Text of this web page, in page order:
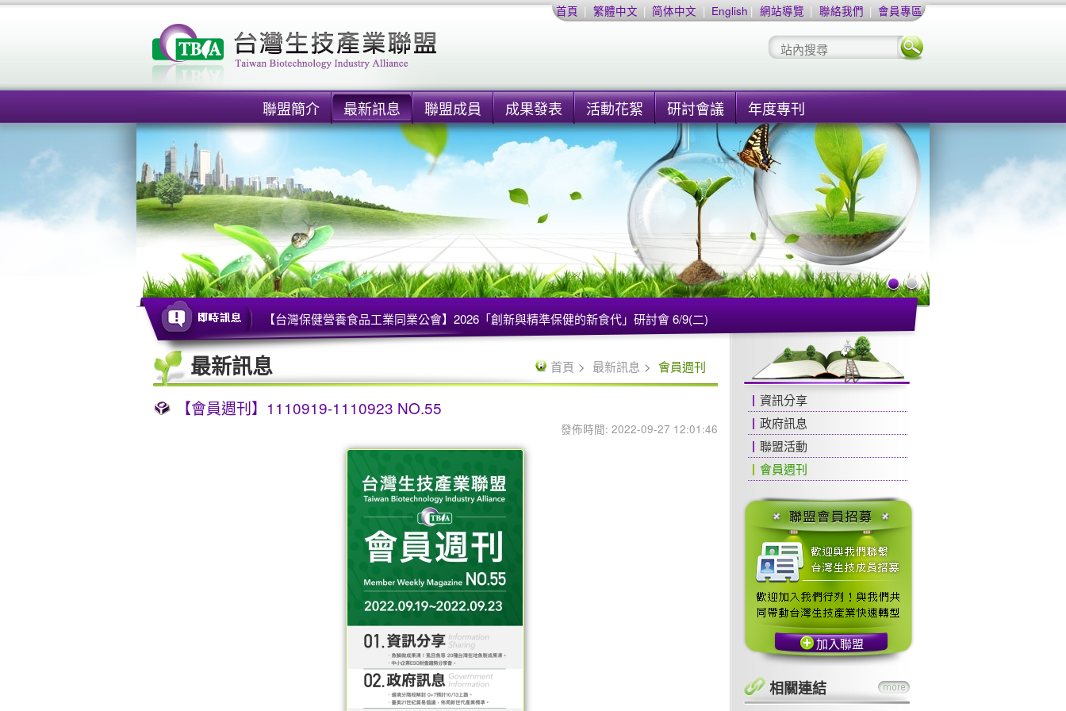
首頁 | 繁體中文 | 简体中文 | English | 網站導覽 | 聯絡我們 | 會員專區
聯盟簡介 最新訊息 聯盟成員 成果發表 活動花絮 研討會議 年度專刊
【台灣保健營養食品工業同業公會】2026「創新與精準保健的新食代」研討會 6/9(二)
首頁 最新訊息 會員週刊
最新訊息
【會員週刊】1110919-1110923 NO.55
發佈時間: 2022-09-27 12:01:46
資訊分享
政府訊息
聯盟活動
會員週刊
加入聯盟
相關連結